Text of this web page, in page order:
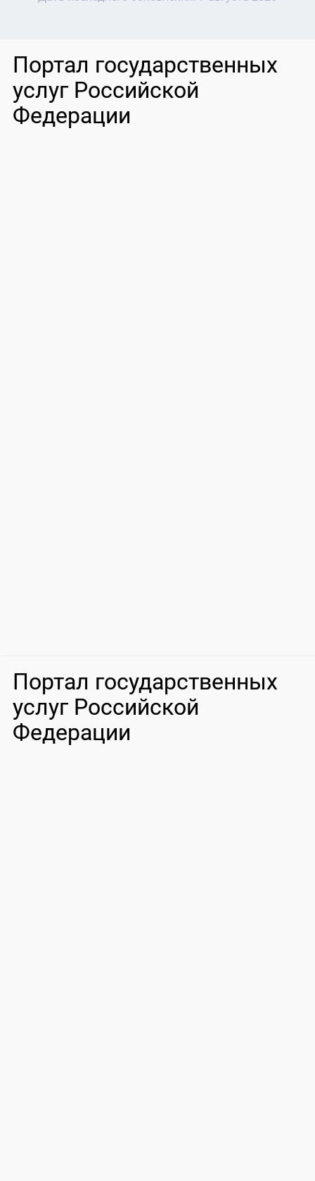
Портал государственных
услуг Российской
Федерации
Портал государственных
услуг Российской
Федерации